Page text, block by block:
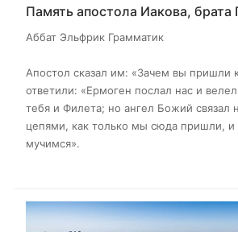
Память апостола Иакова, брата
Аббат Эльфрик Грамматик
Апостол сказал им: «Зачем вы пришли
ответили: «Ермоген послал нас и
тебя и Филета; но ангел Божий связал
цепями, как только мы сюда пришли,
мучимся».